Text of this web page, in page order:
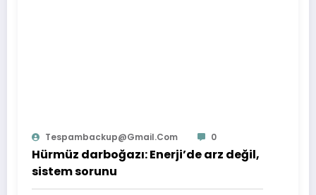
Tespambackup@gmail.com 0
Hürmüz darboğazı: Enerji’de arz değil,
sistem sorunu